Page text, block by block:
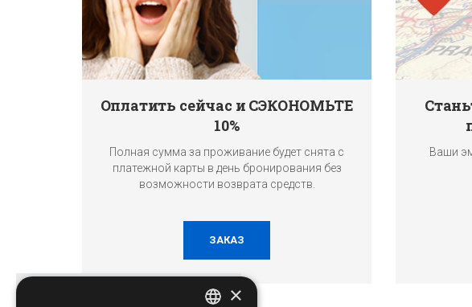
Оплатить сейчас и СЭКОНОМЬТЕ
10%
Полная сумма за проживание будет снята с
платежной карты в день бронирования без
возможности возврата средств.
ЗАКАЗ
Ваши
×